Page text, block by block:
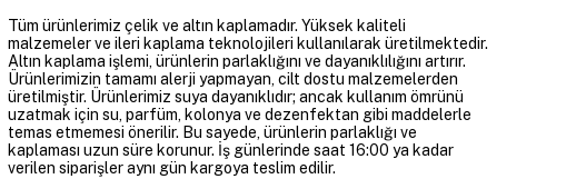
Tüm ürünlerimiz çelik ve altın kaplamadır. Yüksek kaliteli
malzemeler ve ileri kaplama teknolojileri kullanılarak üretilmektedir.
Altın kaplama işlemi, ürünlerin parlaklığını ve dayanıklılığını artırır.
Ürünlerimizin tamamı alerji yapmayan, cilt dostu malzemelerden
üretilmiştir. Ürünlerimiz suya dayanıklıdır; ancak kullanım ömrünü
uzatmak için su, parfüm, kolonya ve dezenfektan gibi maddelerle
temas etmemesi önerilir. Bu sayede, ürünlerin parlaklığı ve
kaplaması uzun süre korunur. İş günlerinde saat 16:00 ya kadar
verilen siparişler aynı gün kargoya teslim edilir.